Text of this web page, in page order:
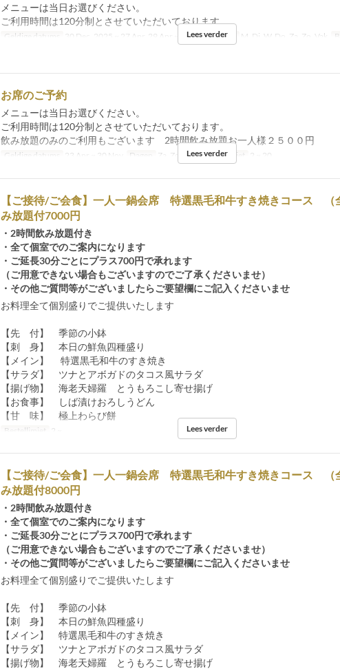
メニューは当日お選びください。
ご利用時間は120分制とさせていただいております。
Geldige datums 30 Dec, 2025 ~ 27 Apr, 29 Apr ~ 30 Nov Dagen M, Di, W, Do, Za, Zo, Vak
Lees verder
お席のご予約
メニューは当日お選びください。
ご利用時間は120分制とさせていただいております。
飲み放題のみのご利用もございます 2時間飲み放題お一人様２５００円
Geldige datums 23 Apr ~ 30 Nov Dagen Za, Zo, Vak Bestellimiet 2 ~ 20
Lees verder
【ご接待/ご会食】一人一鍋会席 特選黒毛和牛すき焼きコース （
み放題付7000円
・2時間飲み放題付き
・全て個室でのご案内になります
・ご延長30分ごとにプラス700円で承れます
（ご用意できない場合もございますのでご了承くださいませ）
・その他ご質問等がございましたらご要望欄にご記入くださいませ
お料理全て個別盛りでご提供いたします
【先 付】 季節の小鉢
【刺 身】 本日の鮮魚四種盛り
【メイン】 特選黒毛和牛のすき焼き
【サラダ】 ツナとアボガドのタコス風サラダ
【揚げ物】 海老天婦羅 とうもろこし寄せ揚げ
【お食事】 しば漬けおろしうどん
【甘 味】 極上わらび餅
Bestellimiet 2 ~ Lees verder
【ご接待/ご会食】一人一鍋会席 特選黒毛和牛すき焼きコース （
み放題付8000円
・2時間飲み放題付き
・全て個室でのご案内になります
・ご延長30分ごとにプラス700円で承れます
（ご用意できない場合もございますのでご了承くださいませ）
・その他ご質問等がございましたらご要望欄にご記入くださいませ
お料理全て個別盛りでご提供いたします
【先 付】 季節の小鉢
【刺 身】 本日の鮮魚四種盛り
【メイン】 特選黒毛和牛のすき焼き
【サラダ】 ツナとアボガドのタコス風サラダ
【揚げ物】 海老天婦羅 とうもろこし寄せ揚げ